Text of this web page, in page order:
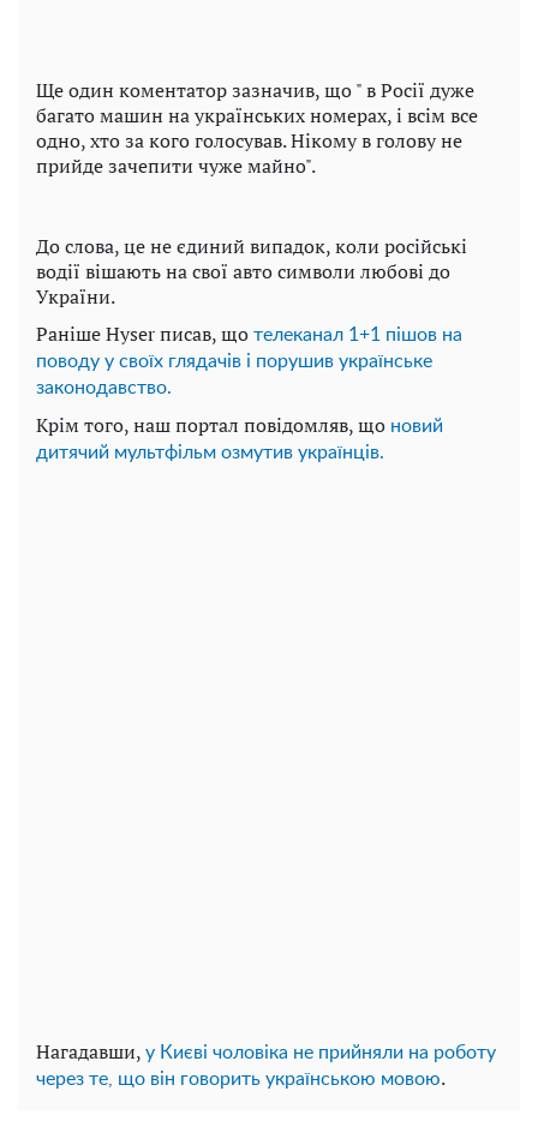
Ще один коментатор зазначив, що " в Росії дуже
багато машин на українських номерах, і всім все
одно, хто за кого голосував. Нікому в голову не
прийде зачепити чуже майно".
До слова, це не єдиний випадок, коли російські
водії вішають на свої авто символи любові до
України.
Раніше Hyser писав, що телеканал 1+1 пішов на
поводу у своїх глядачів і порушив українське
законодавство.
Крім того, наш портал повідомляв, що новий
дитячий мультфільм озмутив українців.
Нагадавши, у Києві чоловіка не прийняли на роботу
через те, що він говорить українською мовою.